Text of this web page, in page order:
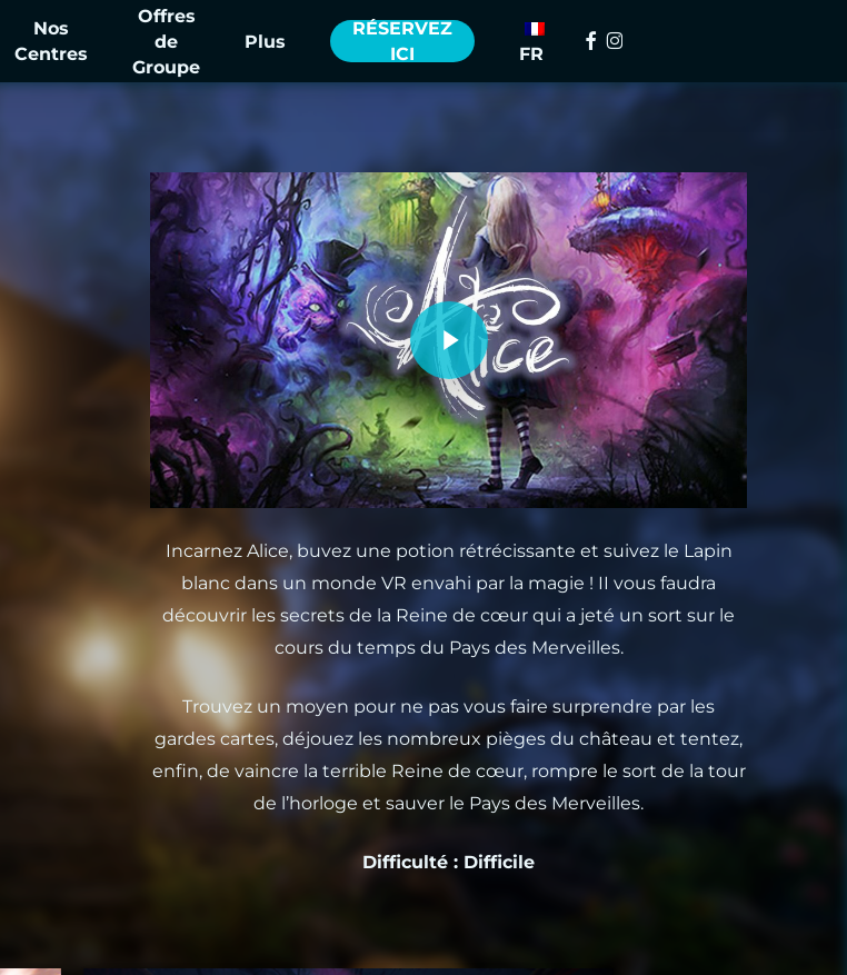
Nos
Centres
Offres
de
Groupe
Plus
RÉSERVEZ
ICI
FR
facebook
instagram
Lire la vidéo
Lire la vidéo
Incarnez Alice, buvez une potion rétrécissante et suivez le Lapin
blanc dans un monde VR envahi par la magie ! II vous faudra
découvrir les secrets de la Reine de cœur qui a jeté un sort sur le
cours du temps du Pays des Merveilles.
Trouvez un moyen pour ne pas vous faire surprendre par les
gardes cartes, déjouez les nombreux pièges du château et tentez,
enfin, de vaincre la terrible Reine de cœur, rompre le sort de la tour
de l’horloge et sauver le Pays des Merveilles.
Difficulté : Difficile